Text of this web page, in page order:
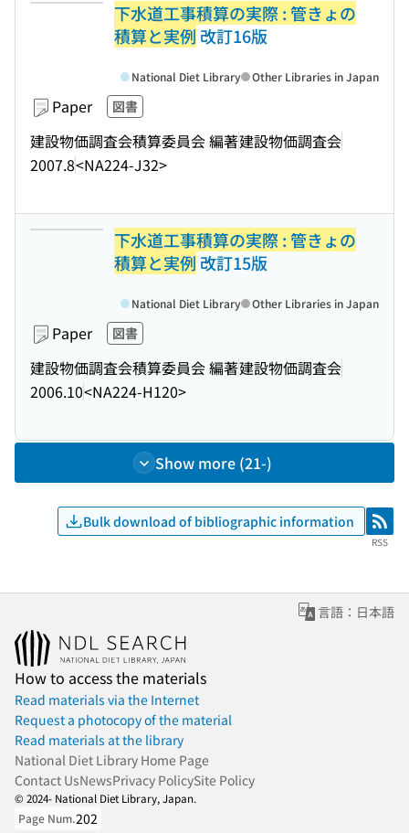
下水道工事積算の実際 : 管きょの
積算と実例 改訂16版
Paper 図書
建設物価調査会積算委員会 編著建設物価調査会
2007.8<NA224-J32>
National Diet Library Other Libraries in Japan
下水道工事積算の実際 : 管きょの
積算と実例 改訂15版
Paper 図書
建設物価調査会積算委員会 編著建設物価調査会
2006.10<NA224-H120>
National Diet Library Other Libraries in Japan
Show more (21-)
Bulk download of bibliographic information RSS
RSS
言語：日本語
How to access the materials
Read materials via the Internet
Request a photocopy of the material
Read materials at the library
National Diet Library Home Page
Contact UsNewsPrivacy PolicySite Policy
© 2024- National Diet Library, Japan.
Page Num.202